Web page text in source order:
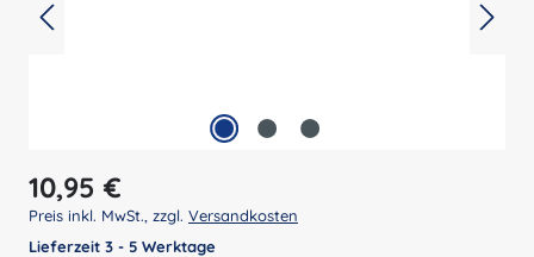
Regulärer Preis:
10,95 €
Preis inkl. MwSt., zzgl. Versandkosten
Lieferzeit 3 - 5 Werktage